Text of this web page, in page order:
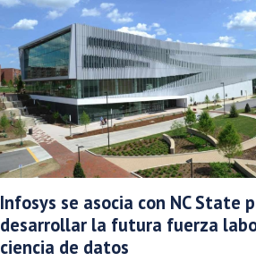
Infosys se asocia con NC State
desarrollar la futura fuerza
ciencia de datos